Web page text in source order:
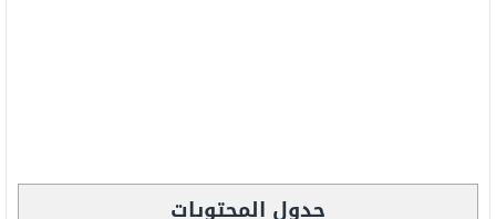
جدول المحتويات